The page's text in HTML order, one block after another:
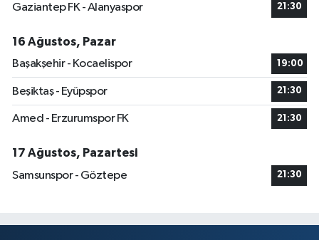
Gaziantep FK - Alanyaspor 21:30
16 Ağustos, Pazar
Başakşehir - Kocaelispor
19:00
Beşiktaş - Eyüpspor 21:30
Amed - Erzurumspor FK 21:30
17 Ağustos, Pazartesi
Samsunspor - Göztepe
21:30